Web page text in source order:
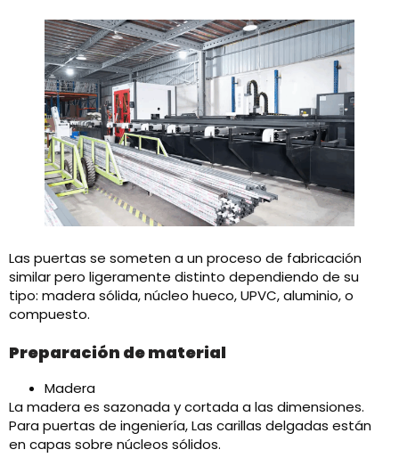
Las puertas se someten a un proceso de fabricación
similar pero ligeramente distinto dependiendo de su
tipo: madera sólida, núcleo hueco, UPVC, aluminio, o
compuesto.
Preparación de material
Madera
La madera es sazonada y cortada a las dimensiones.
Para puertas de ingeniería, Las carillas delgadas están
en capas sobre núcleos sólidos.